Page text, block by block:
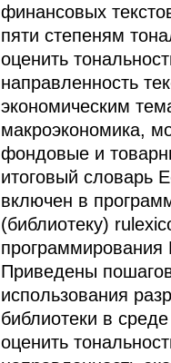
финансовых
пяти степеням
оценить
направленность
экономическим
макроэкономика,
фондовые и
итоговый словарь
включен в
(библиотеку)
программирования
Приведены
использования
библиотеки в
оценить